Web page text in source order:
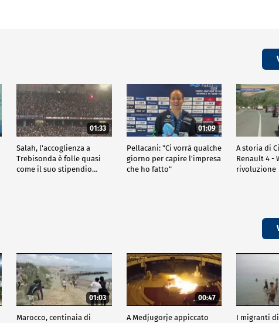
01:33
Salah, l'accoglienza a
Trebisonda è folle quasi
come il suo stipendio…
01:09
Pellacani: "Ci vorrà qualche
giorno per capire l'impresa
che ho fatto"
A storia di
Renault 4 -
rivoluzione
01:03
Marocco, centinaia di
00:47
A Medjugorje appiccato
I migranti di